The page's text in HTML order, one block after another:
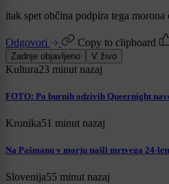
itak spet občina podpira tega morona
Odgovori Copy to clipboard
Zadnje objavljeno V živo
Kultura23 minut nazaj
FOTO: Po burnih odzivih Queernight
Kronika51 minut nazaj
Na Pašmanu v morju našli mrtvega 24-
Slovenija55 minut nazaj